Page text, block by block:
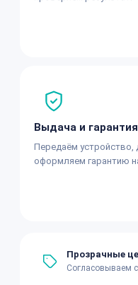
Выдача и гарантия
Передаём устройство,
оформляем гарантию
Прозрачные
Согласовываем